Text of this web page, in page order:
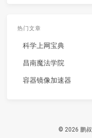
热门文章
科学上网宝典
昌南魔法学院
容器镜像加速器
© 2026 鹏叔